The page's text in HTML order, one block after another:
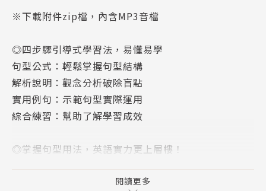
※下載附件zip檔，內含MP3音檔
◎四步驟引導式學習法，易懂易學
句型公式：輕鬆掌握句型結構
解析說明：觀念分析破除盲點
實用例句：示範句型實際運用
綜合練習：幫助了解學習成效
◎掌握句型用法，英語實力更上層樓！
些重要的基本句型。因為在許多狀況下，必須用一些特
閱讀更多